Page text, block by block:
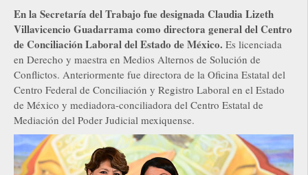
En la Secretaría del Trabajo fue designada Claudia Lizeth
Villavicencio Guadarrama como directora general del Centro
de Conciliación Laboral del Estado de México. Es licenciada
en Derecho y maestra en Medios Alternos de Solución de
Conflictos. Anteriormente fue directora de la Oficina Estatal del
Centro Federal de Conciliación y Registro Laboral en el Estado
de México y mediadora-conciliadora del Centro Estatal de
Mediación del Poder Judicial mexiquense.